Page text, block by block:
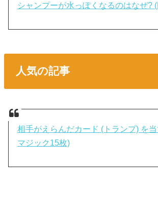
シャンプーが水っぽくなるのはなぜ?
人気の記事
相手がえらんだカード (トランプ) を
マジック15枚)